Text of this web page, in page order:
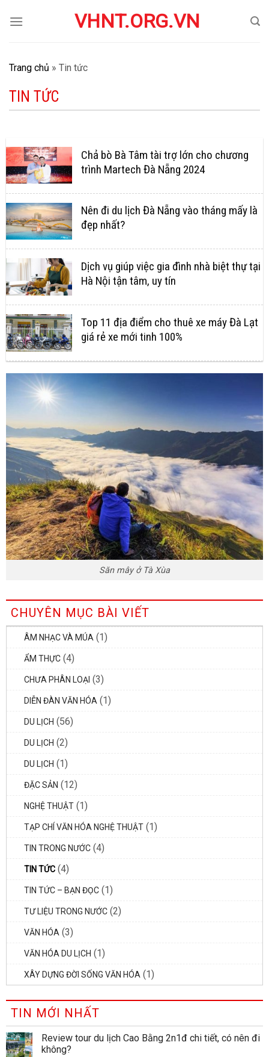
VHNT.ORG.VN
Trang chủ » Tin tức
TIN TỨC
Chả bò Bà Tâm tài trợ lớn cho chương
trình Martech Đà Nẵng 2024
Nên đi du lịch Đà Nẵng vào tháng mấy là
đẹp nhất?
Dịch vụ giúp việc gia đình nhà biệt thự tại
Hà Nội tận tâm, uy tín
Top 11 địa điểm cho thuê xe máy Đà Lạt
giá rẻ xe mới tinh 100%
Săn mây ở Tà Xùa
CHUYÊN MỤC BÀI VIẾT
ÂM NHẠC VÀ MÚA(1)
ẨM THỰC(4)
CHƯA PHÂN LOẠI (3)
DIỄN ĐÀN VĂN HÓA(1)
DU LỊCH (56)
DU LỊCH (2)
DU LỊCH (1)
ĐẶC SẢN (12)
NGHỆ THUẬT(1)
TẠP CHÍ VĂN HÓA NGHỆ THUẬT(1)
TIN TRONG NƯỚC(4)
TIN TỨC(4)
TIN TỨC – BẠN ĐỌC(1)
TƯ LIỆU TRONG NƯỚC(2)
VĂN HÓA(3)
VĂN HÓA DU LỊCH (1)
XÂY DỰNG ĐỜI SỐNG VĂN HÓA(1)
TIN MỚI NHẤT
Review tour du lịch Cao Bằng 2n1đ chi tiết, có nên đi
không?